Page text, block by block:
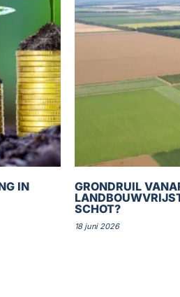
IN
GRONDRUIL
SCHOT?
18 juni 2026